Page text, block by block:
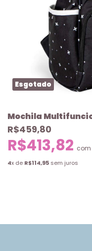
Esgotado
Mochila
R$459,80
R$413,82 com
4x de R$114,95 sem juros